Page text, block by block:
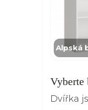
Alpská
Vyberte
Dvířka